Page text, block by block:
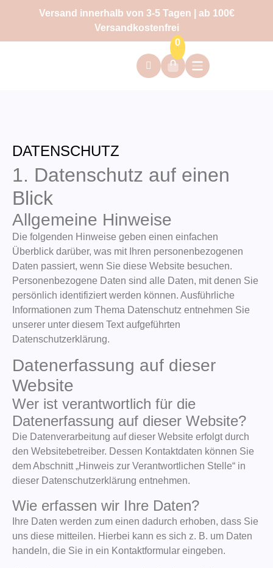
Versand innerhalb von 3-5 Tagen | ab 100€
Versandkostenfrei
0
DATENSCHUTZ
1. Datenschutz auf einen
Blick
Allgemeine Hinweise
Die folgenden Hinweise geben einen einfachen
Überblick darüber, was mit Ihren personenbezogenen
Daten passiert, wenn Sie diese Website besuchen.
Personenbezogene Daten sind alle Daten, mit denen Sie
persönlich identifiziert werden können. Ausführliche
Informationen zum Thema Datenschutz entnehmen Sie
unserer unter diesem Text aufgeführten
Datenschutzerklärung.
Datenerfassung auf dieser
Website
Wer ist verantwortlich für die
Datenerfassung auf dieser Website?
Die Datenverarbeitung auf dieser Website erfolgt durch
den Websitebetreiber. Dessen Kontaktdaten können Sie
dem Abschnitt „Hinweis zur Verantwortlichen Stelle“ in
dieser Datenschutzerklärung entnehmen.
Wie erfassen wir Ihre Daten?
Ihre Daten werden zum einen dadurch erhoben, dass Sie
uns diese mitteilen. Hierbei kann es sich z. B. um Daten
handeln, die Sie in ein Kontaktformular eingeben.